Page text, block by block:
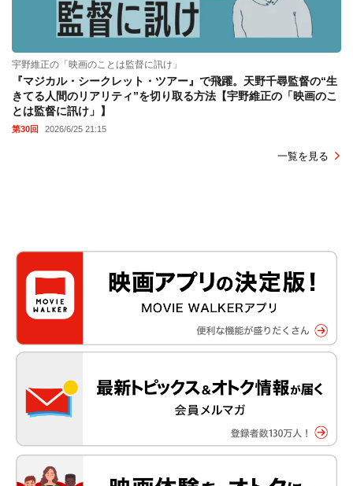
宇野維正の「映画のことは監督に訊け」
『マジカル・シークレット・ツアー』で飛躍。天野千尋監督の“生
きてる人間のリアリティ”を切り取る方法【宇野維正の「映画のこ
とは監督に訊け」】
第30回 2026/6/25 21:15
一覧を見る